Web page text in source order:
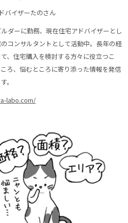
バイザーたのさん
ダーに勤務、現在住宅アドバイザーとし
コンサルタントとして活動中。長年の経
、住宅購入を検討する方々に役立つこ
ろ、悩むところに寄り添った情報を発信
。
labo.com/